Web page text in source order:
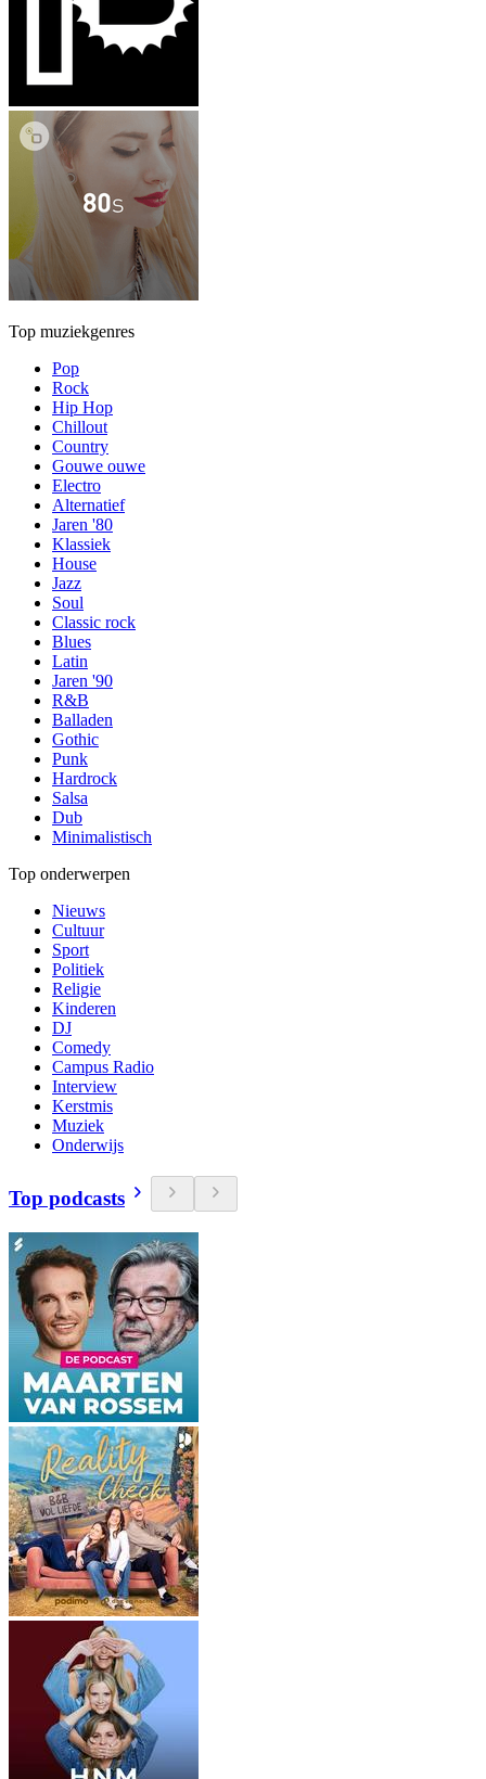
Top muziekgenres
Pop
Rock
Hip Hop
Chillout
Country
Gouwe ouwe
Electro
Alternatief
Jaren '80
Klassiek
House
Jazz
Soul
Classic rock
Blues
Latin
Jaren '90
R&B
Balladen
Gothic
Punk
Hardrock
Salsa
Dub
Minimalistisch
Top onderwerpen
Nieuws
Cultuur
Sport
Politiek
Religie
Kinderen
DJ
Comedy
Campus Radio
Interview
Kerstmis
Muziek
Onderwijs
Top podcasts